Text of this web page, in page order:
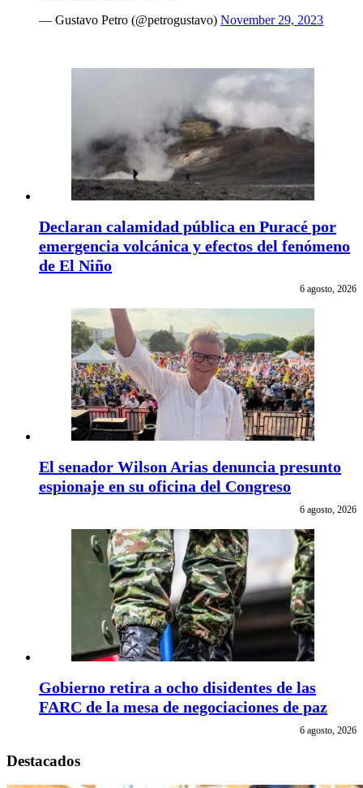
— Gustavo Petro (@petrogustavo) November 29, 2023
Declaran calamidad pública en Puracé por
emergencia volcánica y efectos del fenómeno
de El Niño
6 agosto, 2026
El senador Wilson Arias denuncia presunto
espionaje en su oficina del Congreso
6 agosto, 2026
Gobierno retira a ocho disidentes de las
FARC de la mesa de negociaciones de paz
6 agosto, 2026
Destacados